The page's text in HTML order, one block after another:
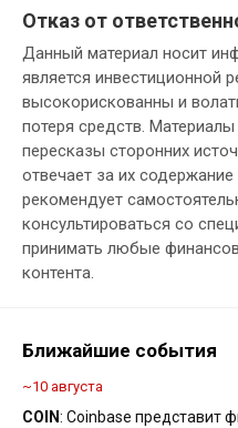
Отказ от
Данный материал носит
является инвестиционной
высокорискованны и
потеря средств.
пересказы сторонних
отвечает за их
рекомендует
консультироваться со
принимать любые
контента.
Ближайшие события
~10 августа
COIN: Coinbase представит